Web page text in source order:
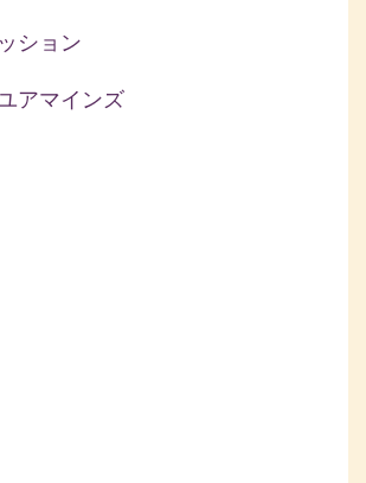
ション
アマインズ